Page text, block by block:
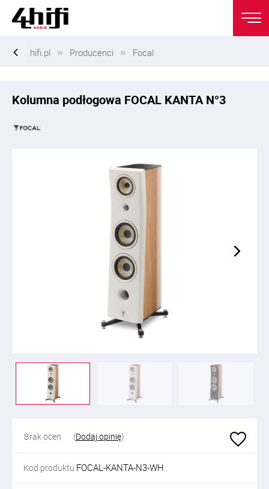
hifi.pl Producenci Focal
Kolumna podłogowa FOCAL KANTA N°3
Brak ocen (Dodaj opinię)
Kod produktu FOCAL-KANTA-N3-WH